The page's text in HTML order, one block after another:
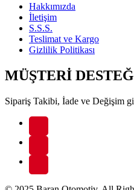
Hakkımızda
İletişim
S.S.S.
Teslimat ve Kargo
Gizlilik Politikası
MÜŞTERİ
Sipariş Takibi, İade ve Değişim